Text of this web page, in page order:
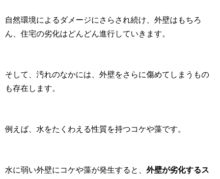
自然環境によるダメージにさらされ続け、外壁はもちろ
ん、住宅の劣化はどんどん進行していきます。
そして、汚れのなかには、外壁をさらに傷めてしまうもの
も存在します。
例えば、水をたくわえる性質を持つコケや藻です。
水に弱い外壁にコケや藻が発生すると、 外壁が劣化するス